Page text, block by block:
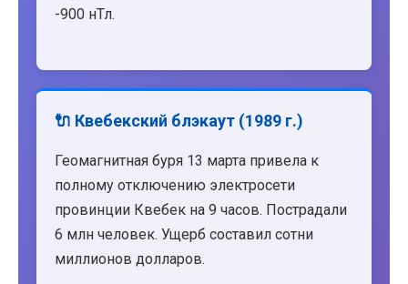
-900 нТл.
🔌 Квебекский блэкаут (1989 г.)
Геомагнитная буря 13 марта привела к
полному отключению электросети
провинции Квебек на 9 часов. Пострадали
6 млн человек. Ущерб составил сотни
миллионов долларов.